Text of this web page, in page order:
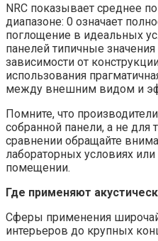
NRC показывает среднее
диапазоне: 0 означает
поглощение в идеальных
панелей типичные
зависимости от
использования
между внешним видом и
Помните, что
собранной панели, а не для
сравнении обращайте
лабораторных условиях
помещении.
Где применяют
Сферы применения
интерьеров до крупных